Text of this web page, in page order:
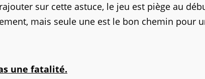
sur cette astuce, le jeu est piège au
mais seule une est le bon chemin pour
une fatalité.